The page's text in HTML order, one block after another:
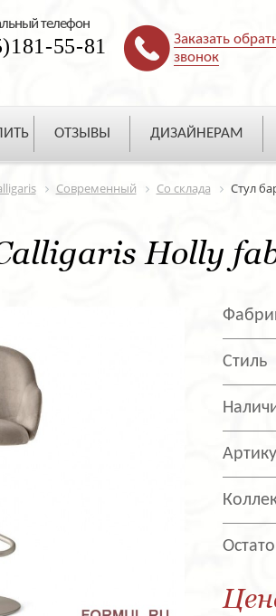
телефон
55-81
Заказать
звонок
ОТЗЫВЫ ДИЗАЙНЕРАМ
Современный Со склада Стул
Holly fab
Стиль